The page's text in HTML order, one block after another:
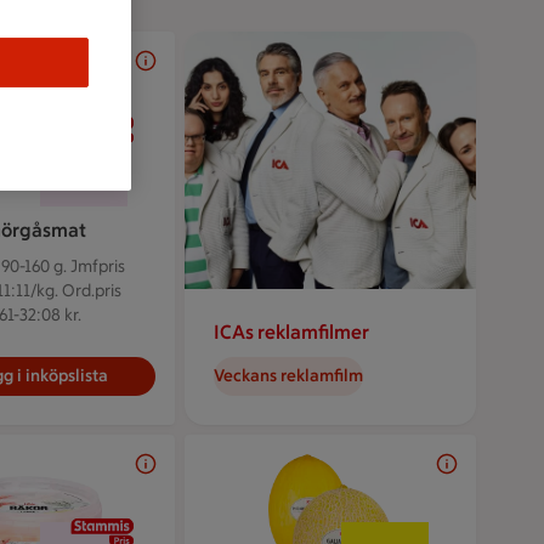
160 g. Jmfpris
kg. Ord.pris
32:08 kr.
2 för 38 kr
i inköpslista
ICAs reklamfilmer
Veckans reklamfilm
30 kr/st